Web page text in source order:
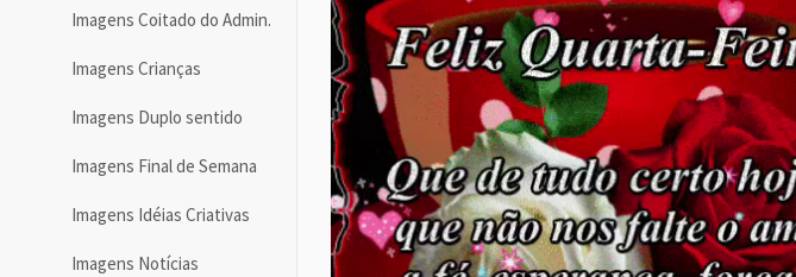
Imagens Coitado do Admin.
Imagens Crianças
Imagens Duplo sentido
Imagens Final de Semana
Imagens Idéias Criativas
Imagens Notícias